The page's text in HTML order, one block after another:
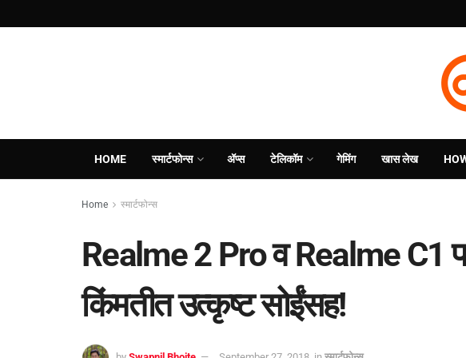
HOME स्मार्टफोन्स ॲप्स टेलिकॉम गेमिंग खास लेख
Home स्मार्टफोन्स
Realme 2 Pro व Realme C1
किंमतीत उत्कृष्ट सोईंसह!